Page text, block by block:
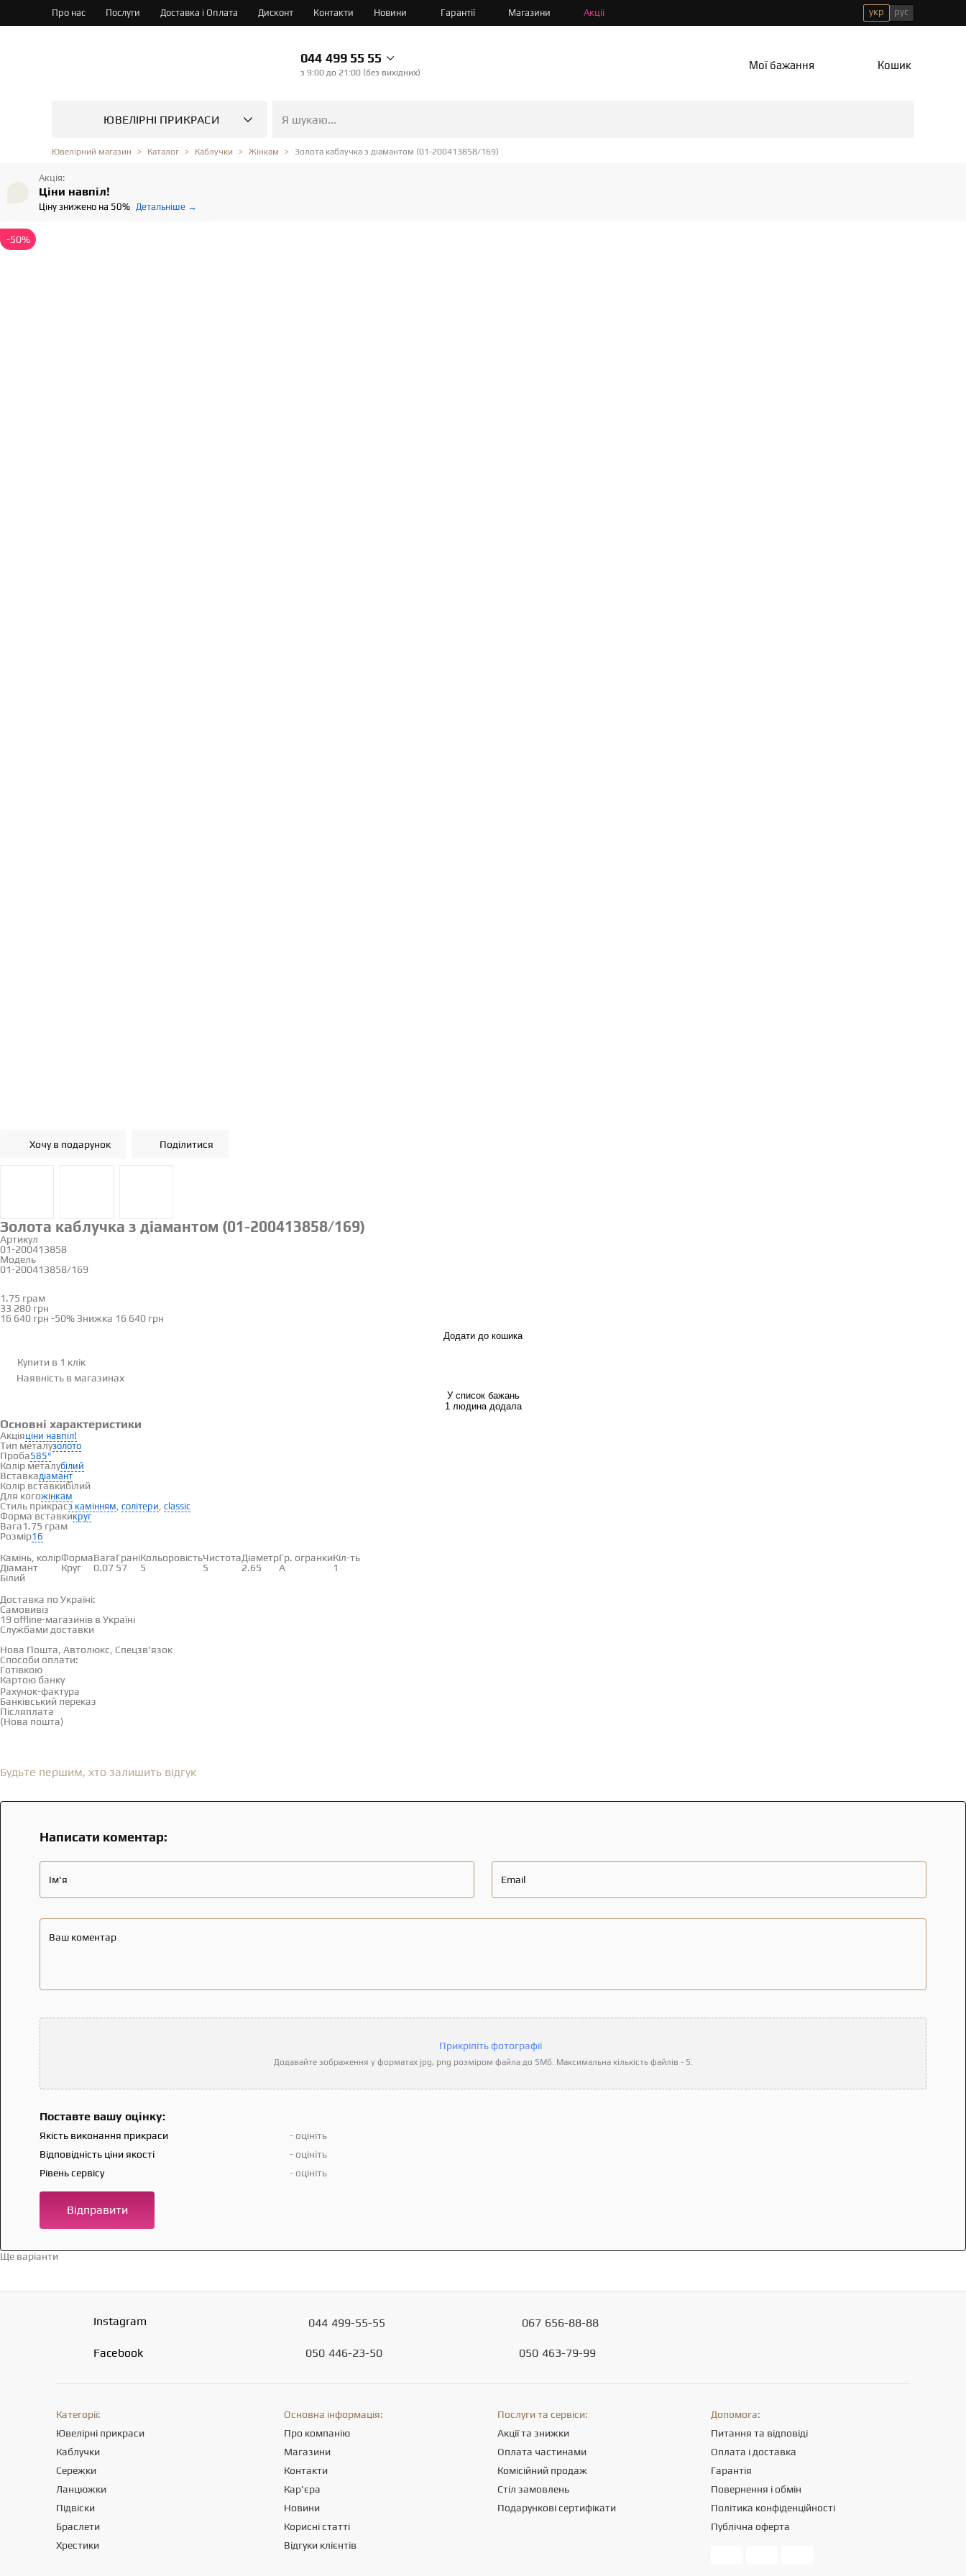
Про нас Послуги Доставка і Оплата Дисконт Контакти Новини Гарантії Магазини Акції укр рус
044 499 55 55
з 9:00 до 21:00 (без вихідних)
Мої бажання Кошик
ЮВЕЛІРНІ ПРИКРАСИ
Ювелірний магазин Каталог Каблучки Жінкам Золота каблучка з діамантом (01-200413858/169)
Акція:
Ціни навпіл!
Ціну знижено на 50% Детальніше →
-50%
Хочу в подарунок Поділитися
Золота каблучка з діамантом (01-200413858/169)
Артикул
01-200413858
Модель
01-200413858/169
1.75 грам
33 280 грн
16 640 грн -50% Знижка 16 640 грн
Додати до кошика
Купити в 1 клік
Наявність в магазинах
У список бажань
1 людина додала
Основні характеристики
Акціяціни навпіл!
Тип металузолото
Проба585°
Колір металубілий
Вставкадіамант
Колір вставкибілий
Для когожінкам
Стиль прикрасз камінням солітери classic
Форма вставкикруг
Вага1.75 грам
Розмір16
Вставки
Камінь, колірФормаВагаГраніКольоровістьЧистотаДіаметрГр. огранкиКіл-ть
Діамант
Білий
Круг 0.07 57 5 5 2.65 А 1
Доставка по Україні:
Самовивіз
19 offline-магазинів в Україні
Службами доставки
Нова Пошта, Автолюкс, Спецзв'язок
Способи оплати:
Готівкою
Картою банку
Рахунок-фактура
Банківський переказ
Післяплата
(Нова пошта)
Будьте першим, хто залишить відгук
Написати коментар:
Ім'я Email
Ваш коментар
Прикріпіть фотографії
Додавайте зображення у форматах jpg, png розміром файла до 5Мб. Максимальна кількість файлів - 5.
Поставте вашу оцінку:
Якість виконання прикраси
- оцініть
Відповідність ціни якості
- оцініть
Рівень сервісу
- оцініть
Відправити
Ще варіанти
Instagram
Facebook
044 499-55-55
050 446-23-50
067 656-88-88
050 463-79-99
Категорії:
Ювелірні прикраси
Каблучки
Сережки
Ланцюжки
Підвіски
Браслети
Хрестики
Основна інформація:
Про компанію
Магазини
Контакти
Кар'єра
Новини
Корисні статті
Відгуки клієнтів
Послуги та сервіси:
Акції та знижки
Оплата частинами
Комісійний продаж
Стіл замовлень
Подарункові сертифікати
Допомога:
Питання та відповіді
Оплата і доставка
Гарантія
Повернення і обмін
Політика конфіденційності
Публічна оферта